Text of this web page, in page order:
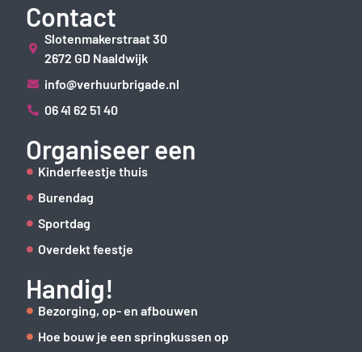
Contact
Slotenmakerstraat 30
2672 GD Naaldwijk
info@verhuurbrigade.nl
06 41 62 51 40
Organiseer een
Kinderfeestje thuis
Burendag
Sportdag
Overdekt feestje
Handig!
Bezorging, op- en afbouwen
Hoe bouw je een springkussen op